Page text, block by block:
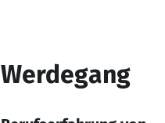
Werdegang